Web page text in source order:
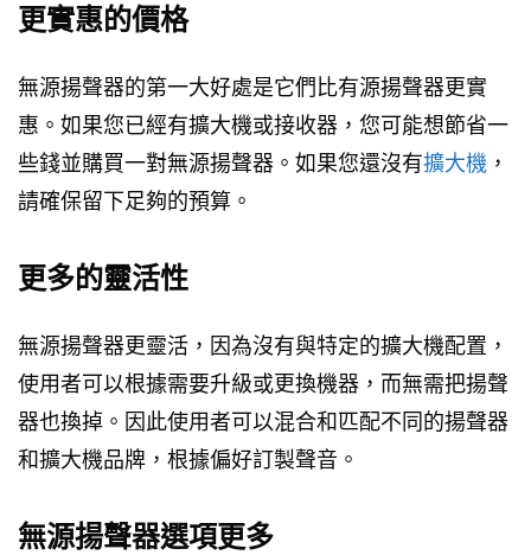
更實惠的價格
無源揚聲器的第一大好處是它們比有源揚聲器更實
惠。如果您已經有擴大機或接收器，您可能想節省一
些錢並購買一對無源揚聲器。如果您還沒有擴大機 ，
請確保留下足夠的預算。
更多的靈活性
無源揚聲器更靈活，因為沒有與特定的擴大機配置，
使用者可以根據需要升級或更換機器，而無需把揚聲
器也換掉。因此使用者可以混合和匹配不同的揚聲器
和擴大機品牌，根據偏好訂製聲音。
無源揚聲器選項更多